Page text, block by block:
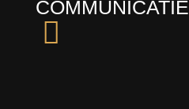
COMMUNICATIE​